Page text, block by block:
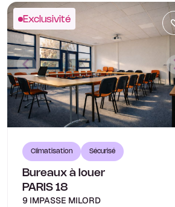
Exclusivité
Climatisation Sécurisé
Bureaux à louer
PARIS 18
9 IMPASSE MILORD